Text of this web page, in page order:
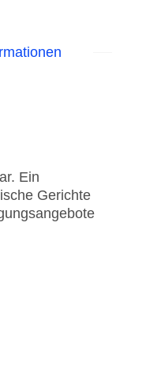
Ein
Gerichte